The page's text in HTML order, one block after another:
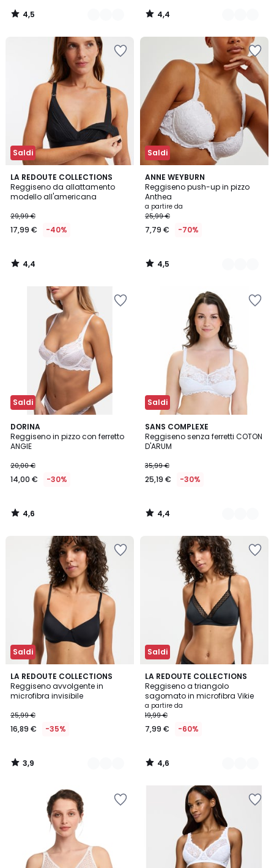
4,5
/
4,4
/
Saldi
LA REDOUTE COLLECTIONS
Reggiseno da allattamento
modello all'americana
29,99 €
17,99 € -40%
4,4
/ 5
4,4
/
Saldi
ANNE WEYBURN
Reggiseno push-up in pizzo
Anthea
a partire da
25,99 €
7,79 € -70%
4,5
/ 5
3
Colori
4,5
/
Saldi
DORINA
Reggiseno in pizzo con ferretto
ANGIE
20,00 €
14,00 € -30%
4,6
/ 5
4,6
/
Saldi
SANS COMPLEXE
Reggiseno senza ferretti COTON
D'ARUM
35,99 €
25,19 € -30%
4,4
/ 5
2
Colori
4,4
/
Saldi
LA REDOUTE COLLECTIONS
Reggiseno avvolgente in
microfibra invisibile
25,99 €
16,89 € -35%
3,9
/ 5
3
Colori
3,9
/
Saldi
LA REDOUTE COLLECTIONS
Reggiseno a triangolo
sagomato in microfibra Vikie
a partire da
19,99 €
7,99 € -60%
4,6
/ 5
3
Colori
4,6
/